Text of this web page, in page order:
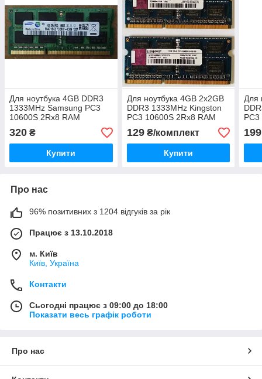
Для ноутбука 4GB DDR3
1333MHz Samsung PC3
10600S 2Rx8 RAM
Оперативна пам'ять
320 ₴
Купити
Для ноутбука 4GB 2x2GB
DDR3 1333MHz Kingston
PC3 10600S 2Rx8 RAM
Оперативна пам'ять
129₴/комплект
Купити
Для
199
Про нас
96% позитивних з 1204 відгуків за рік
Працює з 13.10.2018
м. Київ
Київ, Україна
Контакти
Сьогодні працює з 09:00 до 18:00
Показати весь графік роботи
Про нас